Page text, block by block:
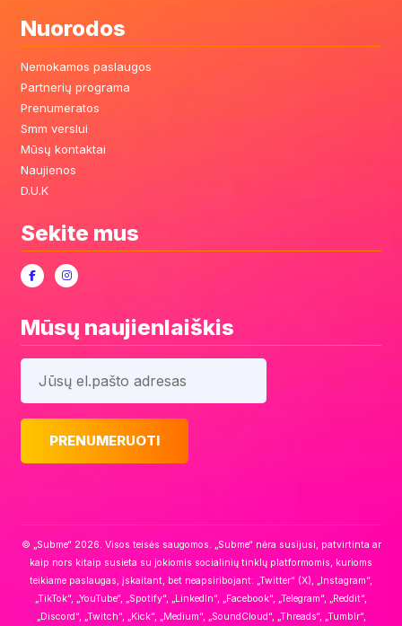
Nuorodos
Nemokamos paslaugos
Partnerių programa
Prenumeratos
Smm verslui
Mūsų kontaktai
Naujienos
D.U.K
Sekite mus
Mūsų naujienlaiškis
© „Subme“ 2026. Visos teisės saugomos. „Subme“ nėra susijusi, patvirtinta ar
kaip nors kitaip susieta su jokiomis socialinių tinklų platformomis, kurioms
teikiame paslaugas, įskaitant, bet neapsiribojant: „Twitter“ (X), „Instagram“,
„TikTok“, „YouTube“, „Spotify“, „LinkedIn“, „Facebook“, „Telegram“, „Reddit“,
„Discord“, „Twitch“, „Kick“, „Medium“, „SoundCloud“, „Threads“, „Tumblr“,